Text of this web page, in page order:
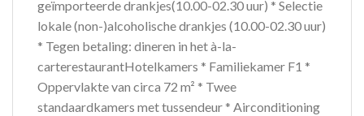
geïmporteerde drankjes(10.00-02.30 uur) * Selectie
lokale (non-)alcoholische drankjes (10.00-02.30 uur)
* Tegen betaling: dineren in het à-la-
carterestaurantHotelkamers * Familiekamer F1 *
Oppervlakte van circa 72 m² * Twee
standaardkamers met tussendeur * Airconditioning